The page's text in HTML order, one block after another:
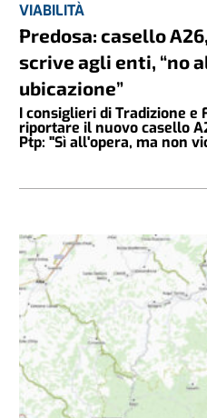
VIABILITÀ
Predosa: casello
scrive agli enti, “no
ubicazione”
I consiglieri di Tradizione e
riportare il nuovo casello
Ptp: "Sì all'opera, ma non